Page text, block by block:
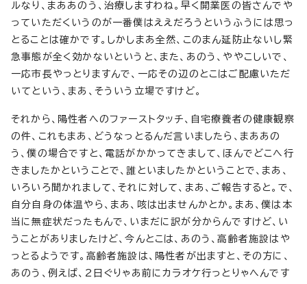
ルなり、まああのう、治療しますわね。早く開業医の皆さんでや
っていただくいうのが一番僕はええだろうというふうには思っ
とることは確かです。しかしまあ全然、このまん延防止ないし緊
急事態が全く効かないというと、また、あのう、ややこしいで、
一応市長やっとりますんで、一応その辺のとこはご配慮いただ
いてという、まあ、そういう立場ですけど。
それから、陽性者へのファーストタッチ、自宅療養者の健康観察
の件、これもまあ、どうなっとるんだ言いましたら、まああの
う、僕の場合ですと、電話がかかってきまして、ほんでどこへ行
きましたかということで、誰といましたかということで、まあ、
いろいろ聞かれまして、それに対して、まあ、ご報告すると。で、
自分自身の体温やら、まあ、咳は出ませんかとか。まあ、僕は本
当に無症状だったもんで、いまだに訳が分からんですけど、い
うことがありましたけど、今んとこは、あのう、高齢者施設はや
っとるようです。高齢者施設は、陽性者が出ますと、その方に、
あのう、例えば、2日ぐりゃあ前にカラオケ行っとりゃへんです